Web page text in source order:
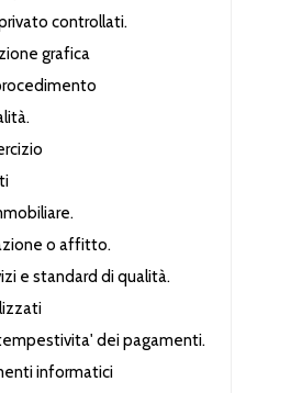
controllati.
grafica
o affitto.
e standard di qualità.
dei pagamenti.
informatici